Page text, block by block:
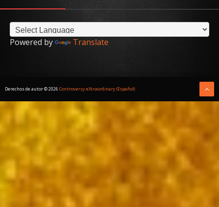
Powered by Translate
Derechos de autor ©2026 Controversy eXtraordinary (Español)